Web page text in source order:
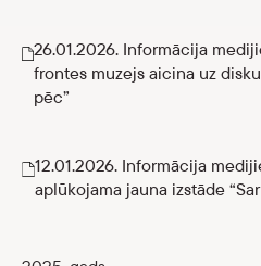
26.01.2026. Informācija
frontes muzejs aicina uz
pēc”
12.01.2026. Informācija
aplūkojama jauna izstāde